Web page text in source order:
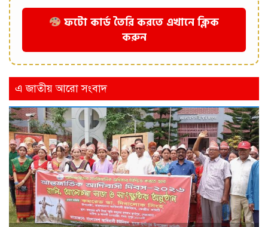
ফটো কার্ড তৈরি করতে এখানে ক্লিক
করুন
এ জাতীয় আরো সংবাদ